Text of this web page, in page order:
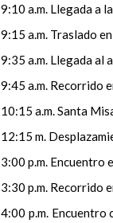
9:10 a.m. Llegada a
9:15 a.m. Traslado
9:35 a.m. Llegada al
9:45 a.m. Recorrido
10:15 a.m. Santa
12:15 m.
3:00 p.m. Encuentro
3:30 p.m. Recorrido
4:00 p.m. Encuentro